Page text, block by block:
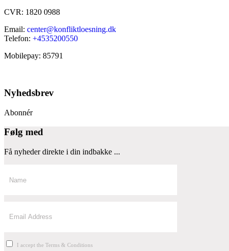
CVR: 1820 0988
Email: center@konfliktloesning.dk
Telefon: +4535200550
Mobilepay: 85791
Nyhedsbrev
Abonnér
Følg med
Få nyheder direkte i din indbakke ...
I accept the Terms & Conditions